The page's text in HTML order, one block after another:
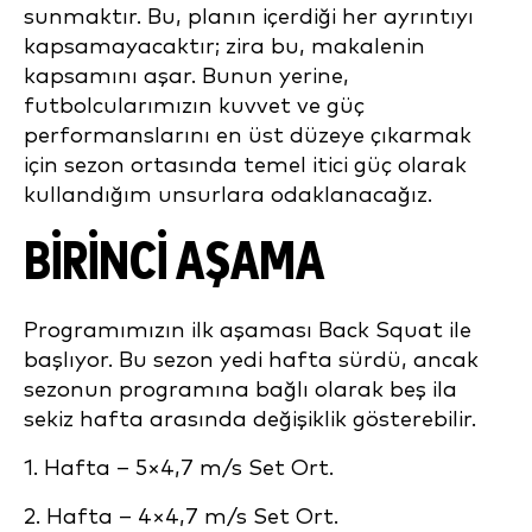
sunmaktır. Bu, planın içerdiği her ayrıntıyı
kapsamayacaktır; zira bu, makalenin
kapsamını aşar. Bunun yerine,
futbolcularımızın kuvvet ve güç
performanslarını en üst düzeye çıkarmak
için sezon ortasında temel itici güç olarak
kullandığım unsurlara odaklanacağız.
BIRINCI AŞAMA
Programımızın ilk aşaması Back Squat ile
başlıyor. Bu sezon yedi hafta sürdü, ancak
sezonun programına bağlı olarak beş ila
sekiz hafta arasında değişiklik gösterebilir.
1. Hafta – 5×4,7 m/s Set Ort.
2. Hafta – 4×4,7 m/s Set Ort.